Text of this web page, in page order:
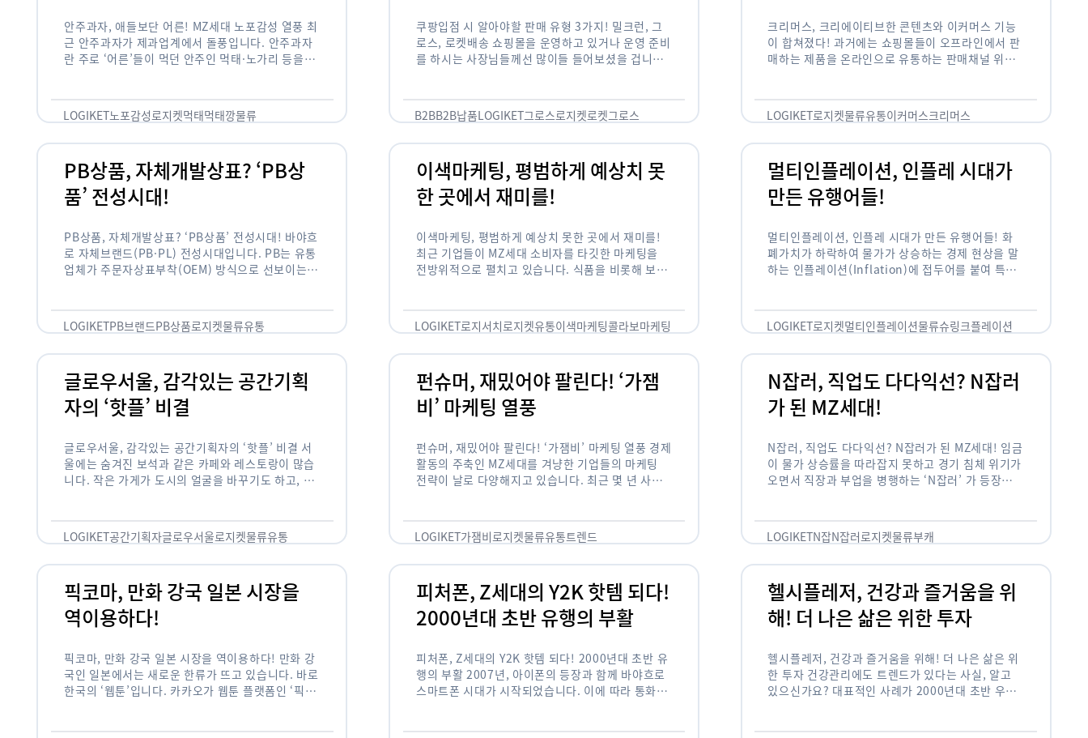
안주과자, 애들보단 어른! MZ세대 노포감성 열풍 최
근 안주과자가 제과업계에서 돌풍입니다. 안주과자
란 주로 ‘어른’들이 먹던 안주인 먹태·노가리 등을
LOGIKET노포감성로지켓먹태먹태깡물류
쿠팡입점 시 알아야할 판매 유형 3가지! 밀크런, 그
로스, 로켓배송 쇼핑몰을 운영하고 있거나 운영 준비
를 하시는 사장님들께선 많이들 들어보셨을 겁니다.
B2BB2B납품LOGIKET그로스로지켓로켓그로스
크리머스, 크리에이티브한 콘텐츠와 이커머스 기능
이 합쳐졌다! 과거에는 쇼핑몰들이 오프라인에서 판
매하는 제품을 온라인으로 유통하는 판매채널 위주
는 콘텐츠 기반의 …
LOGIKET로지켓물류유통이커머스크리머스
PB상품, 자체개발상표? ‘PB상
품’ 전성시대!
PB상품, 자체개발상표? ‘PB상품’ 전성시대! 바야흐
로 자체브랜드(PB·PL) 전성시대입니다. PB는 유통
업체가 주문자상표부착(OEM) 방식으로 선보이는
물가 시대와 맞물려 …
LOGIKETPB브랜드PB상품로지켓물류유통
이색마케팅, 평범하게 예상치 못
한 곳에서 재미를!
이색마케팅, 평범하게 예상치 못한 곳에서 재미를!
최근 기업들이 MZ세대 소비자를 타깃한 마케팅을
전방위적으로 펼치고 있습니다. 식품을 비롯해 보수
…
LOGIKET로지서치로지켓유통이색마케팅콜라보마케팅
멀티인플레이션, 인플레 시대가
만든 유행어들!
멀티인플레이션, 인플레 시대가 만든 유행어들! 화
폐가치가 하락하여 물가가 상승하는 경제 현상을 말
하는 인플레이션(Inflation)에 접두어를 붙여 특정
링크플레이션, 그리드플레이션 등등. …
LOGIKET로지켓멀티인플레이션물류슈링크플레이션
글로우서울, 감각있는 공간기획
자의 ‘핫플’ 비결
글로우서울, 감각있는 공간기획자의 ‘핫플’ 비결 서
울에는 숨겨진 보석과 같은 카페와 레스토랑이 많습
니다. 작은 가게가 도시의 얼굴을 바꾸기도 하고, 쇠
LOGIKET공간기획자글로우서울로지켓물류유통
펀슈머, 재밌어야 팔린다! ‘가잼
비’ 마케팅 열풍
펀슈머, 재밌어야 팔린다! ‘가잼비’ 마케팅 열풍 경제
활동의 주축인 MZ세대를 겨냥한 기업들의 마케팅
전략이 날로 다양해지고 있습니다. 최근 몇 년 사이
LOGIKET가잼비로지켓물류유통트렌드
N잡러, 직업도 다다익선? N잡러
가 된 MZ세대!
N잡러, 직업도 다다익선? N잡러가 된 MZ세대! 임금
이 물가 상승률을 따라잡지 못하고 경기 침체 위기가
오면서 직장과 부업을 병행하는 ‘N잡러’ 가 등장했습
LOGIKETN잡N잡러로지켓물류부캐
픽코마, 만화 강국 일본 시장을
역이용하다!
픽코마, 만화 강국 일본 시장을 역이용하다! 만화 강
국인 일본에서는 새로운 한류가 뜨고 있습니다. 바로
한국의 ‘웹툰’입니다. 카카오가 웹툰 플랫폼인 ‘픽코
피처폰, Z세대의 Y2K 핫템 되다!
2000년대 초반 유행의 부활
피처폰, Z세대의 Y2K 핫템 되다! 2000년대 초반 유
행의 부활 2007년, 아이폰의 등장과 함께 바야흐로
스마트폰 시대가 시작되었습니다. 이에 따라 통화와
헬시플레저, 건강과 즐거움을 위
해! 더 나은 삶은 위한 투자
헬시플레저, 건강과 즐거움을 위해! 더 나은 삶은 위
한 투자 건강관리에도 트렌드가 있다는 사실, 알고
있으신가요? 대표적인 사례가 2000년대 초반 우리